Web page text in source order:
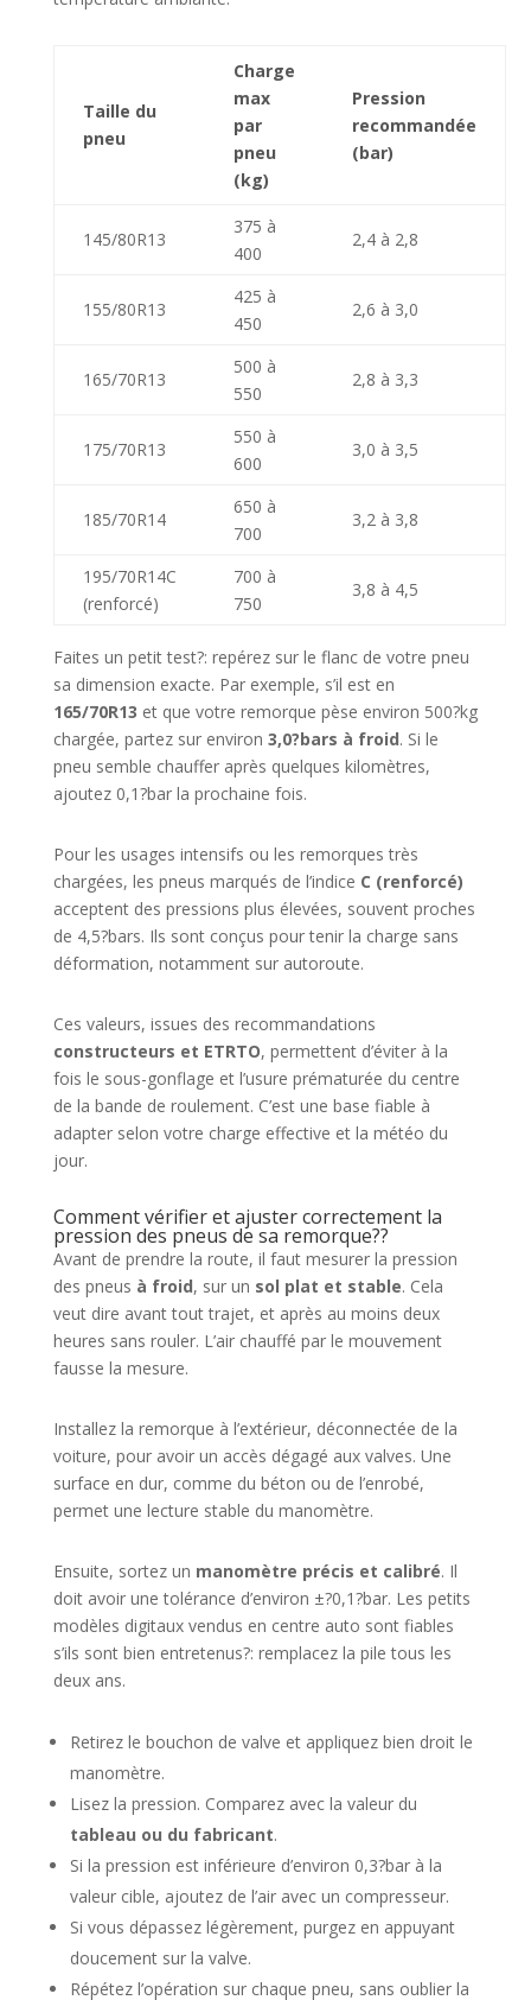
Taille du
pneu
Charge
max
par
pneu
(kg)
Pression
recommandée
(bar)
145/80R13
375 à
400
2,4 à 2,8
155/80R13
425 à
450
2,6 à 3,0
165/70R13
500 à
550
2,8 à 3,3
175/70R13
550 à
600
3,0 à 3,5
185/70R14
650 à
700
3,2 à 3,8
195/70R14C
(renforcé)
700 à
750
3,8 à 4,5
Faites un petit test?: repérez sur le flanc de votre pneu
sa dimension exacte. Par exemple, s’il est en
165/70R13 et que votre remorque pèse environ 500?kg
chargée, partez sur environ 3,0?bars à froid. Si le
pneu semble chauffer après quelques kilomètres,
ajoutez 0,1?bar la prochaine fois.
Pour les usages intensifs ou les remorques très
chargées, les pneus marqués de l’indice C (renforcé)
acceptent des pressions plus élevées, souvent proches
de 4,5?bars. Ils sont conçus pour tenir la charge sans
déformation, notamment sur autoroute.
Ces valeurs, issues des recommandations
constructeurs et ETRTO, permettent d’éviter à la
fois le sous-gonflage et l’usure prématurée du centre
de la bande de roulement. C’est une base fiable à
adapter selon votre charge effective et la météo du
jour.
Comment vérifier et ajuster correctement la
pression des pneus de sa remorque??
Avant de prendre la route, il faut mesurer la pression
des pneus à froid, sur un sol plat et stable. Cela
veut dire avant tout trajet, et après au moins deux
heures sans rouler. L’air chauffé par le mouvement
fausse la mesure.
Installez la remorque à l’extérieur, déconnectée de la
voiture, pour avoir un accès dégagé aux valves. Une
surface en dur, comme du béton ou de l’enrobé,
permet une lecture stable du manomètre.
Ensuite, sortez un manomètre précis et calibré. Il
doit avoir une tolérance d’environ ±?0,1?bar. Les petits
modèles digitaux vendus en centre auto sont fiables
s’ils sont bien entretenus?: remplacez la pile tous les
deux ans.
Retirez le bouchon de valve et appliquez bien droit le
manomètre.
Lisez la pression. Comparez avec la valeur du
tableau ou du fabricant.
Si la pression est inférieure d’environ 0,3?bar à la
valeur cible, ajoutez de l’air avec un compresseur.
Si vous dépassez légèrement, purgez en appuyant
doucement sur la valve.
Répétez l’opération sur chaque pneu, sans oublier la